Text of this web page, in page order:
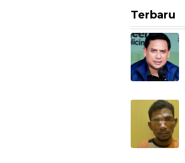
Terbaru